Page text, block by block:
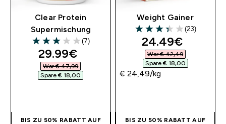
Clear Protein
Supermischung
3 out of 5 stars
(7)
discounted price
29.99€‎
War € 47,99‎
Spare € 18,00‎
BIS ZU 50% RABATT AUF
Weight Gainer
3.39 out of 5 stars
(23)
discounted
24.49€‎
War € 42,49‎
Spare € 18,00‎
€ 24,49‎/kg
BIS ZU 50% RABATT AUF